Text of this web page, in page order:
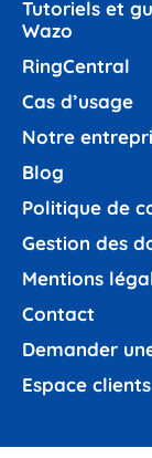
Tutoriels et
Wazo
RingCentral
Cas d’usage
Notre
Blog
Politique de
Gestion des
Mentions
Contact
Demander
Espace clients